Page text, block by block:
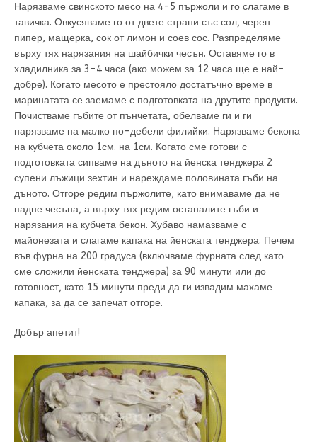
Нарязваме свинското месо на 4-5 пържоли и го слагаме в
тавичка. Овкусяваме го от двете страни със сол, черен
пипер, мащерка, сок от лимон и соев сос. Разпределяме
върху тях нарязания на шайбички чесън. Оставяме го в
хладилника за 3-4 часа (ако можем за 12 часа ще е най-
добре). Когато месото е престояло достатъчно време в
маринатата се заемаме с подготовката на друтите продукти.
Почистваме гъбите от пънчетата, обелваме ги и ги
нарязваме на малко по-дебели филийки. Нарязваме бекона
на кубчета около 1см. на 1см. Когато сме готови с
подготовката сипваме на дъното на йенска тенджера 2
супени лъжици зехтин и нареждаме половината гъби на
дъното. Отгоре редим пържолите, като внимаваме да не
падне чесъна, а върху тях редим останалите гъби и
нарязания на кубчета бекон. Хубаво намазваме с
майонезата и слагаме капака на йенската тенджера. Печем
във фурна на 200 градуса (включваме фурната след като
сме сложили йенската тенджера) за 90 минути или до
готовност, като 15 минути преди да ги извадим махаме
капака, за да се запечат отгоре.
Добър апетит!